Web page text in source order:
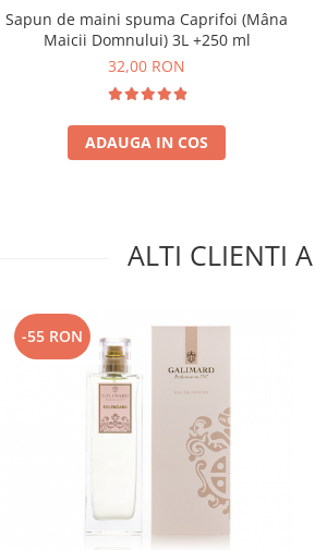
Sapun de maini spuma Caprifoi (Mâna
Maicii Domnului) 3L +250 ml
32,00 RON
ADAUGA IN COS
ALTI CLIENTI
-55 RON